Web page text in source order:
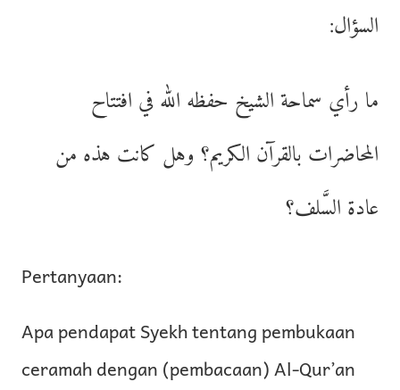
السؤال:
ما رأي سماحة الشيخ حفظه الله في افتتاح
المحاضرات بالقرآن الكريم؟ وهل كانت هذه من
عادة السَّلف؟
Pertanyaan:
Apa pendapat Syekh tentang pembukaan
ceramah dengan (pembacaan) Al-Qur’an